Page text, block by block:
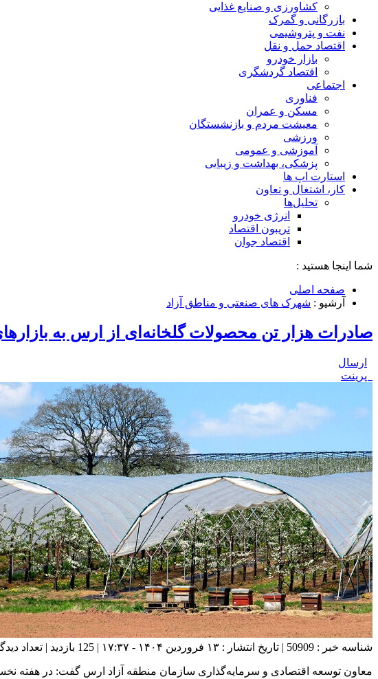
کشاورزی و صنایع غذایی
بازرگانی و گمرک
نفت و پتروشیمی
اقتصاد حمل و نقل
بازار خودرو
اقتصاد گردشگری
اجتماعی
فناوری
مسکن و عمران
معیشت مردم و بازنشستگان
ورزشی
آموزشی و عمومی
پزشکی، بهداشت و زیبایی
استارت اپ ها
کار، اشتغال و تعاون
تحلیل‌ها
انرژی خودرو
تریبون اقتصاد
اقتصاد جوان
شما اینجا هستید :
صفحه اصلی
آرشیو : شهرک های صنعتی و مناطق آزاد
صادرات هزار تن محصولات گلخانه‌ای از ارس به
ارسال
پرینت
شناسه خبر : 50909 | تاریخ انتشار : ۱۳ فروردین ۱۴۰۴ - ۱۷:۳۷ | 125 بازدید | تعداد دیدگاه :
معاون توسعه اقتصادی و سرمایه‌گذاری سازمان منطقه آزاد ارس گفت: در هفته